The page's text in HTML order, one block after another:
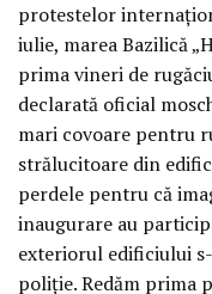
protestelor
iulie, marea Bazilică
prima vineri de
declarată oficial
mari covoare pentru
strălucitoare din
perdele pentru că
inaugurare au
exteriorul edificiului
poliție. Redăm prima